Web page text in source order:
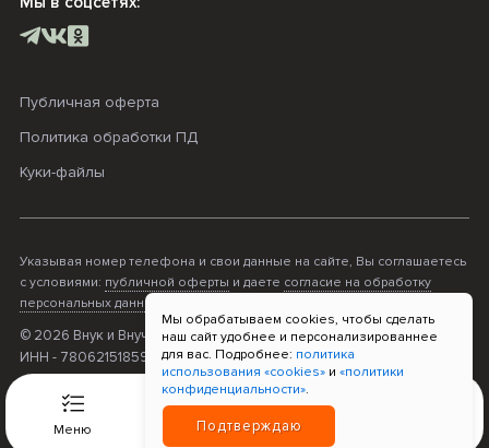
Мы обрабатываем cookies, чтобы сделать
наш сайт удобнее и персонализированнее
для вас. Подробнее: политика
использования «cookies» и «политики
конфиденциальности».
Подтверждаю
Меню Связь Корзина
Публичная оферта
Политика обработки ПД
Куки-файлы
Указывая номер телефона и свои данные на сайте, Вы соглашаетесь
с условиями: публичной оферты и даете согласие на обработку
персональных данных
© 2026 Внук и Внучка. ОГРНИП - 316470400068995;
ИНН - 780621518596; Прием платежей «Т-Банк»